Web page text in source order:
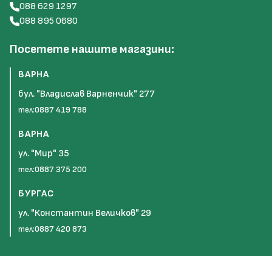
088 629 1297
088 895 0680
Посетете нашите магазини:
ВАРНА
бул. "Владислав Варненчик" 277
тел:0887 419 788
ВАРНА
ул. "Мир" 35
тел:0887 375 200
БУРГАС
ул. "Константин Величков" 29
тел:0887 420 873